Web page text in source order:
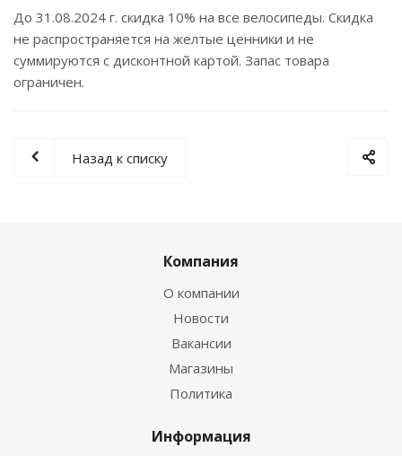
До 31.08.2024 г. скидка 10% на все велосипеды. Скидка
не распространяется на желтые ценники и не
суммируются с дисконтной картой. Запас товара
ограничен.
Назад к списку
Компания
О компании
Новости
Вакансии
Магазины
Политика
Информация